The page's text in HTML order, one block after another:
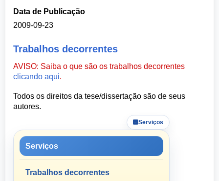
Data de Publicação
2009-09-23
Trabalhos decorrentes
AVISO: Saiba o que são os trabalhos decorrentes
clicando aqui.
Todos os direitos da tese/dissertação são de seus
autores.
Serviços
Serviços
Trabalhos decorrentes